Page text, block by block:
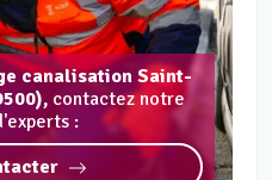
canalisation Saint-
contactez notre
: